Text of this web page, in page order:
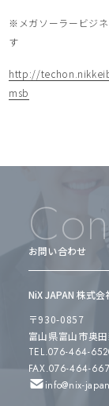
※メガソーラービジ
す
http://
msb
お問い合わせ
NiX JAPAN 株式
〒930-0857
富山県富山市奥
TEL.076-464-
FAX.076-464-
info@nix-